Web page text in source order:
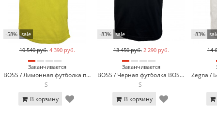
-58% sale
10 540 руб. 4 390 руб.
Заканчивается
BOSS / Лимонная футболка поло BOSS 13-923-24
S
В корзину
-83% sale
13 450 руб. 2 290 руб.
Заканчивается
BOSS / Черная футболка BOSS 3744-1
S
В корзину
-83%
14